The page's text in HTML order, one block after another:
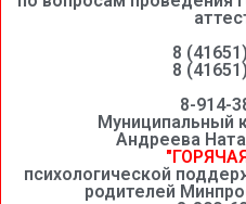
8
8
8-914-
Муниципальный
Андреева
психологической
родителей